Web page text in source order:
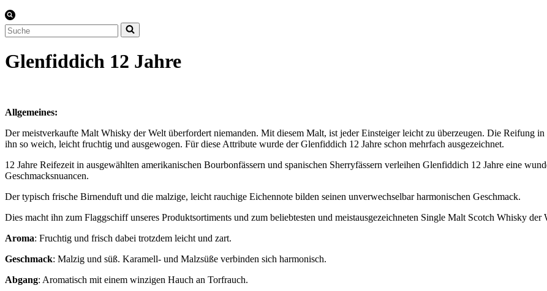
Suchen
nach …
Glenfiddich 12 Jahre
Allgemeines:
Der meistverkaufte Malt Whisky der Welt überfordert niemanden. Mit diesem Malt, ist jeder Einsteiger leicht zu überzeugen. Die Reifung
ihn so weich, leicht fruchtig und ausgewogen. Für diese Attribute wurde der Glenfiddich 12 Jahre schon mehrfach ausgezeichnet.
12 Jahre Reifezeit in ausgewählten amerikanischen Bourbonfässern und spanischen Sherryfässern verleihen Glenfiddich 12 Jahre eine
Geschmacksnuancen.
Der typisch frische Birnenduft und die malzige, leicht rauchige Eichennote bilden seinen unverwechselbar harmonischen Geschmack.
Dies macht ihn zum Flaggschiff unseres Produktsortiments und zum beliebtesten und meistausgezeichneten Single Malt Scotch Whisky der
Aroma: Fruchtig und frisch dabei trotzdem leicht und zart.
Geschmack: Malzig und süß. Karamell- und Malzsüße verbinden sich harmonisch.
Abgang: Aromatisch mit einem winzigen Hauch an Torfrauch.